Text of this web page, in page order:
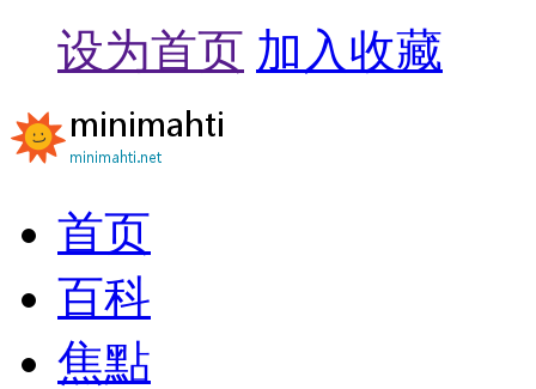
设为首页 加入收藏
首页
百科
焦點